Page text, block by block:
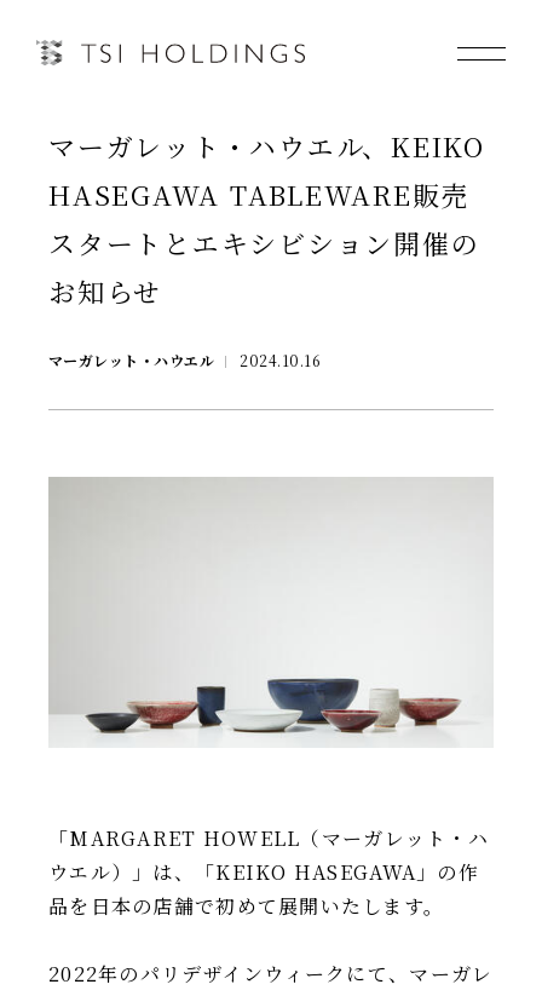
Information
Brand
Brand News
Our Purpose
Sustainability
採用情報
マーガレット・ハウエル、KEIKO
HASEGAWA TABLEWARE販売
スタートとエキシビション開催の
お知らせ
マーガレット・ハウエル 2024.10.16
「MARGARET HOWELL（マーガレット・ハ
ウエル）」は、「KEIKO HASEGAWA」の作
品を日本の店舗で初めて展開いたします。
2022年のパリデザインウィークにて、マーガレ